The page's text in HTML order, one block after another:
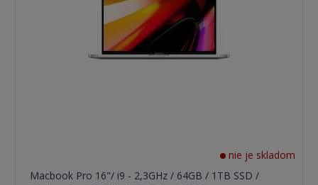
nie je skladom
Macbook Pro 16"/ i9 - 2,3GHz / 64GB / 1TB SSD /